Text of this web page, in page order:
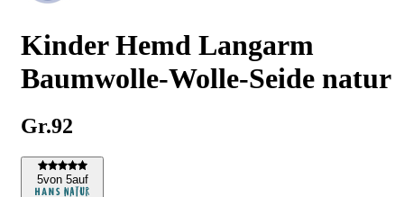
Kinder Hemd Langarm
Baumwolle-Wolle-Seide natur
Gr.92
5von 5auf